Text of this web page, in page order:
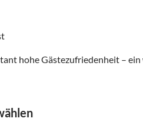
hohe Gästezufriedenheit –